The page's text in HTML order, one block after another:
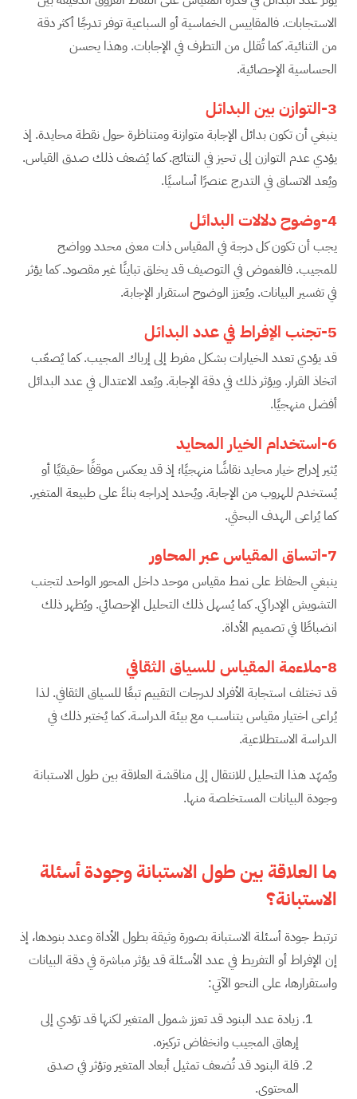
الاستجابات. فالمقاييس الخماسية أو السباعية توفر تدرجًا أكثر دقة
من الثنائية. كما تُقلل من التطرف في الإجابات. وهذا يحسن
الحساسية الإحصائية.
3-التوازن بين البدائل
ينبغي أن تكون بدائل الإجابة متوازنة ومتناظرة حول نقطة محايدة. إذ
يؤدي عدم التوازن إلى تحيز في النتائج. كما يُضعف ذلك صدق القياس.
ويُعد الاتساق في التدرج عنصرًا أساسيًا.
4-وضوح دلالات البدائل
يجب أن تكون كل درجة في المقياس ذات معنى محدد وواضح
للمجيب. فالغموض في التوصيف قد يخلق تباينًا غير مقصود. كما يؤثر
في تفسير البيانات. ويُعزز الوضوح استقرار الإجابة.
5-تجنب الإفراط في عدد البدائل
قد يؤدي تعدد الخيارات بشكل مفرط إلى إرباك المجيب. كما يُصعّب
اتخاذ القرار. ويؤثر ذلك في دقة الإجابة. ويُعد الاعتدال في عدد البدائل
أفضل منهجيًا.
6-استخدام الخيار المحايد
يُثير إدراج خيار محايد نقاشًا منهجيًا؛ إذ قد يعكس موقفًا حقيقيًا أو
يُستخدم للهروب من الإجابة. ويُحدد إدراجه بناءً على طبيعة المتغير.
كما يُراعى الهدف البحثي.
7-اتساق المقياس عبر المحاور
ينبغي الحفاظ على نمط مقياس موحد داخل المحور الواحد لتجنب
التشويش الإدراكي. كما يُسهل ذلك التحليل الإحصائي. ويُظهر ذلك
انضباطًا في تصميم الأداة.
8-ملاءمة المقياس للسياق الثقافي
قد تختلف استجابة الأفراد لدرجات التقييم تبعًا للسياق الثقافي. لذا
يُراعى اختيار مقياس يتناسب مع بيئة الدراسة. كما يُختبر ذلك في
الدراسة الاستطلاعية.
ويُمهّد هذا التحليل للانتقال إلى مناقشة العلاقة بين طول الاستبانة
وجودة البيانات المستخلصة منها.
ما العلاقة بين طول الاستبانة وجودة أسئلة
الاستبانة؟
ترتبط جودة أسئلة الاستبانة بصورة وثيقة بطول الأداة وعدد بنودها، إذ
إن الإفراط أو التفريط في عدد الأسئلة قد يؤثر مباشرة في دقة البيانات
واستقرارها، على النحو الآتي:
زيادة عدد البنود قد تعزز شمول المتغير لكنها قد تؤدي إلى
إرهاق المجيب وانخفاض تركيزه.
قلة البنود قد تُضعف تمثيل أبعاد المتغير وتؤثر في صدق
المحتوى.